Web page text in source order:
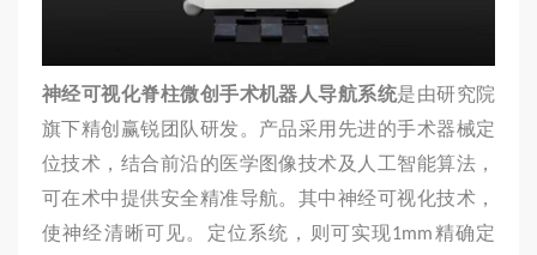
神经可视化脊柱微创手术机器人导航系统是由研究院
旗下精创赢锐团队研发。产品采用先进的手术器械定
位技术，结合前沿的医学图像技术及人工智能算法，
可在术中提供安全精准导航。其中神经可视化技术，
使神经清晰可见。定位系统，则可实现1mm精确定